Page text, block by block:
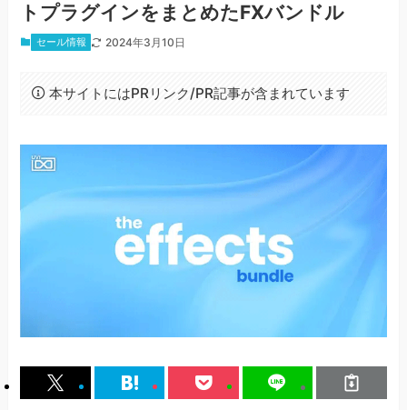
トプラグインをまとめたFXバンドル
セール情報 2024年3月10日
本サイトにはPRリンク/PR記事が含まれています